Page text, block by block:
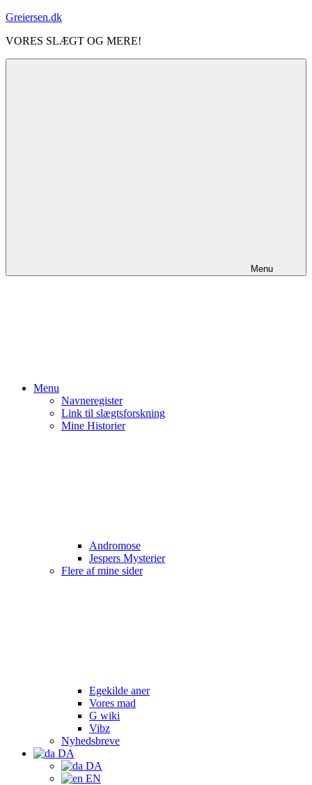
Videre
indhold
Greiersen.dk
VORES SLÆGT OG MERE!
Menu
Menu
Navneregister
Link til slægtsforskning
Mine Historier
Andromose
Jespers Mysterier
Flere af mine sider
Egekilde aner
Vores mad
G wiki
Vibz
Nyhedsbreve
DA
DA
EN